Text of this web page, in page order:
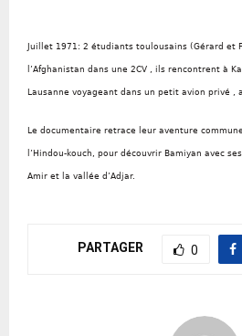
Juillet 1971: 2 étudiants toulousains (Gérard et
l’Afghanistan dans une 2CV , ils rencontrent à
Lausanne voyageant dans un petit avion privé ,
Le documentaire retrace leur aventure
l’Hindou-kouch, pour découvrir Bamiyan avec
Amir et la vallée d’Adjar.
PARTAGER 0